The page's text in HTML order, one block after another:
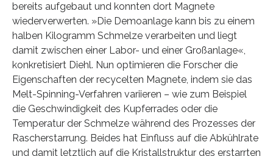
bereits aufgebaut und konnten dort Magnete
wiederverwerten. »Die Demoanlage kann bis zu einem
halben Kilogramm Schmelze verarbeiten und liegt
damit zwischen einer Labor- und einer Großanlage«,
konkretisiert Diehl. Nun optimieren die Forscher die
Eigenschaften der recycelten Magnete, indem sie das
Melt-Spinning-Verfahren variieren – wie zum Beispiel
die Geschwindigkeit des Kupferrades oder die
Temperatur der Schmelze während des Prozesses der
Rascherstarrung. Beides hat Einfluss auf die Abkühlrate
und damit letztlich auf die Kristallstruktur des erstarrten